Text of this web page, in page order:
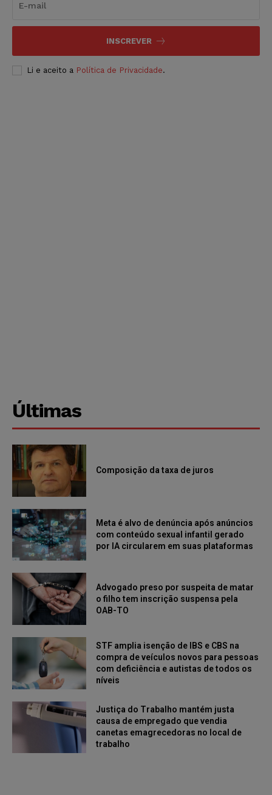
INSCREVER
Li e aceito a Política de Privacidade.
Últimas
Composição da taxa de juros
Meta é alvo de denúncia após anúncios
com conteúdo sexual infantil gerado
por IA circularem em suas plataformas
Advogado preso por suspeita de matar
o filho tem inscrição suspensa pela
OAB-TO
STF amplia isenção de IBS e CBS na
compra de veículos novos para pessoas
com deficiência e autistas de todos os
níveis
Justiça do Trabalho mantém justa
causa de empregado que vendia
canetas emagrecedoras no local de
trabalho